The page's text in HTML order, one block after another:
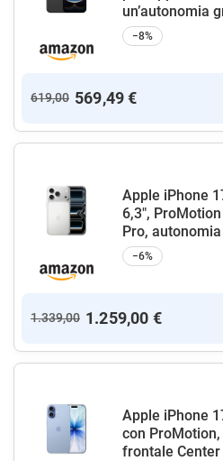
un’autonomia
−8%
619,00 569,49 €
Apple iPhone
6,3",
Pro,
−6%
1.339,00 1.259,00 €
Apple iPhone
con
frontale Center